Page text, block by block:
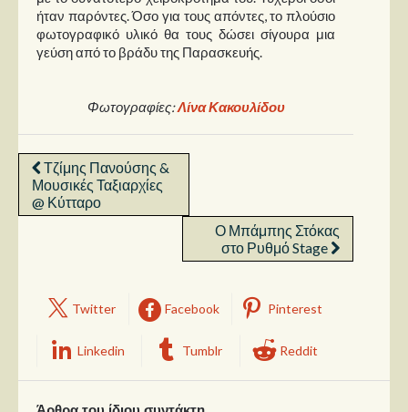
ήταν παρόντες. Όσο για τους απόντες, το πλούσιο
φωτογραφικό υλικό θα τους δώσει σίγουρα μια
γεύση από το βράδυ της Παρασκευής.
Φωτογραφίες:Λίνα Κακουλίδου
Τζίμης Πανούσης &
Μουσικές Ταξιαρχίες
@ Κύτταρο
Ο Μπάμπης Στόκας
στο Ρυθμό Stage
Twitter Facebook Pinterest
Linkedin Tumblr Reddit